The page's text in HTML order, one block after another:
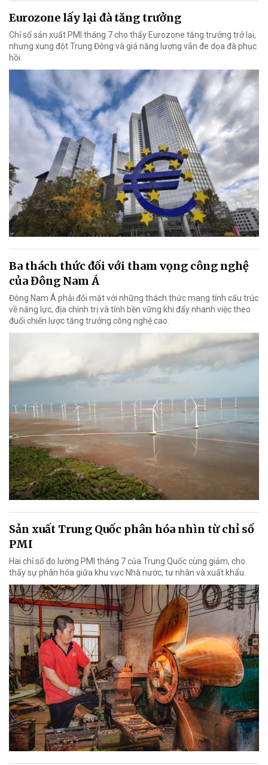
Eurozone lấy lại đà tăng trưởng
Chỉ số sản xuất PMI tháng 7 cho thấy Eurozone tăng trưởng trở lại,
nhưng xung đột Trung Đông và giá năng lượng vẫn đe dọa đà phục
hồi.
Ba thách thức đối với tham vọng công nghệ
của Đông Nam Á
Đông Nam Á phải đối mặt với những thách thức mang tính cấu trúc
về năng lực, địa chính trị và tính bền vững khi đẩy nhanh việc theo
đuổi chiến lược tăng trưởng công nghệ cao.
Sản xuất Trung Quốc phân hóa nhìn từ chỉ số
PMI
Hai chỉ số đo lường PMI tháng 7 của Trung Quốc cùng giảm, cho
thấy sự phân hóa giữa khu vực Nhà nước, tư nhân và xuất khẩu.